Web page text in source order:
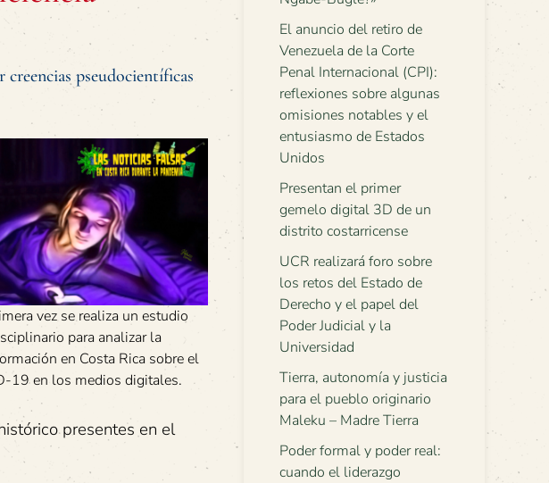
pseudocientíficas
vez se realiza un estudio
para analizar la
en Costa Rica sobre el
19 en los medios digitales.
presentes en el
El anuncio del retiro de
Venezuela de la Corte
Penal Internacional (CPI):
reflexiones sobre algunas
omisiones notables y el
entusiasmo de Estados
Unidos
Presentan el primer
gemelo digital 3D de un
distrito costarricense
UCR realizará foro sobre
los retos del Estado de
Derecho y el papel del
Poder Judicial y la
Universidad
Tierra, autonomía y justicia
para el pueblo originario
Maleku – Madre Tierra
Poder formal y poder real:
cuando el liderazgo